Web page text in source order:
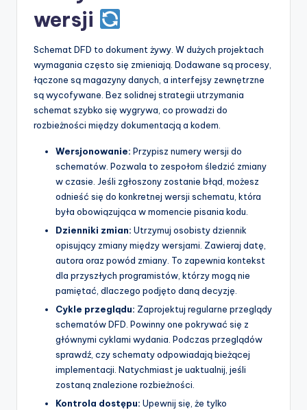
wersji
Schemat DFD to dokument żywy. W dużych projektach
wymagania często się zmieniają. Dodawane są procesy,
łączone są magazyny danych, a interfejsy zewnętrzne
są wycofywane. Bez solidnej strategii utrzymania
schemat szybko się wygrywa, co prowadzi do
rozbieżności między dokumentacją a kodem.
Wersjonowanie: Przypisz numery wersji do
schematów. Pozwala to zespołom śledzić zmiany
w czasie. Jeśli zgłoszony zostanie błąd, możesz
odnieść się do konkretnej wersji schematu, która
była obowiązująca w momencie pisania kodu.
Dzienniki zmian: Utrzymuj osobisty dziennik
opisujący zmiany między wersjami. Zawieraj datę,
autora oraz powód zmiany. To zapewnia kontekst
dla przyszłych programistów, którzy mogą nie
pamiętać, dlaczego podjęto daną decyzję.
Cykle przeglądu: Zaprojektuj regularne przeglądy
schematów DFD. Powinny one pokrywać się z
głównymi cyklami wydania. Podczas przeglądów
sprawdź, czy schematy odpowiadają bieżącej
implementacji. Natychmiast je uaktualnij, jeśli
zostaną znalezione rozbieżności.
Kontrola dostępu: Upewnij się, że tylko